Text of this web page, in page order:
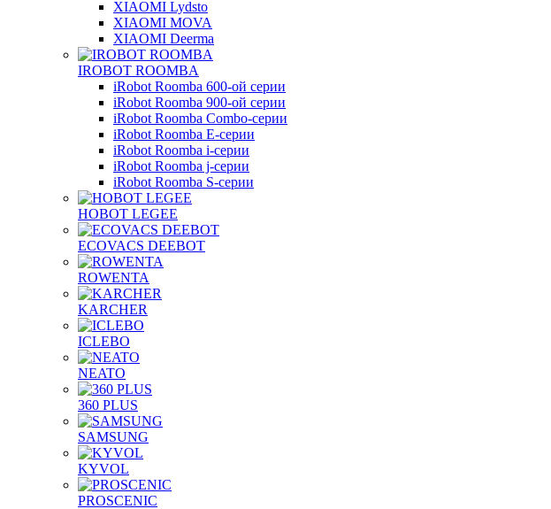
XIAOMI Lydsto
XIAOMI MOVA
XIAOMI Deerma
IROBOT ROOMBA
iRobot Roomba 600-ой серии
iRobot Roomba 900-ой серии
iRobot Roomba Combo-серии
iRobot Roomba E-серии
iRobot Roomba i-серии
iRobot Roomba j-серии
iRobot Roomba S-серии
HOBOT LEGEE
ECOVACS DEEBOT
ROWENTA
KARCHER
ICLEBO
NEATO
360 PLUS
SAMSUNG
KYVOL
PROSCENIC